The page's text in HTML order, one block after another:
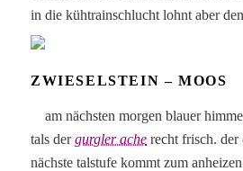
in die kühtrainschlucht lohnt aber
ZWIESELSTEIN – MOOS
am nächsten morgen blauer
tals dergurgler ache recht frisch. der
nächste talstufe kommt zum